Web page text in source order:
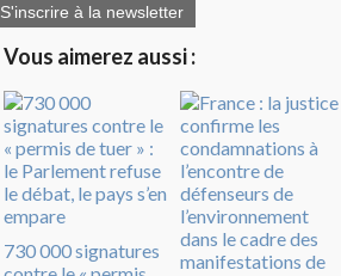
S'inscrire à la newsletter
Vous aimerez aussi :
730 000 signatures